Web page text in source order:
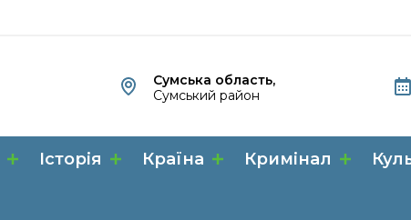
Сумська область,
Сумський район
Історія Країна Кримінал